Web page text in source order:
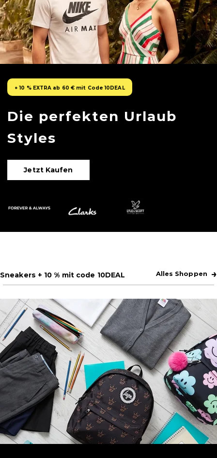
+ 10 % EXTRA ab 60 € mit Code 10DEAL
Die perfekten Urlaub
Styles
Jetzt Kaufen
Sneakers + 10 % mit code 10DEAL Alles Shoppen →